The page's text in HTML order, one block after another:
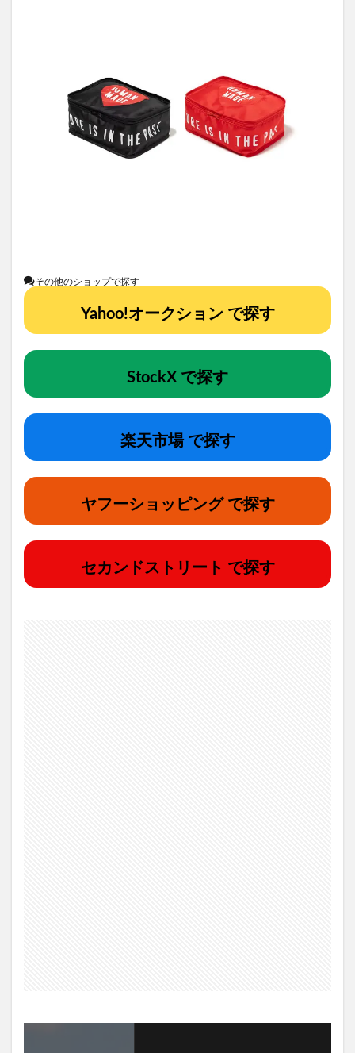
その他のショップで探す
Yahoo!オークション で探す
StockX で探す
楽天市場 で探す
ヤフーショッピング で探す
セカンドストリート で探す